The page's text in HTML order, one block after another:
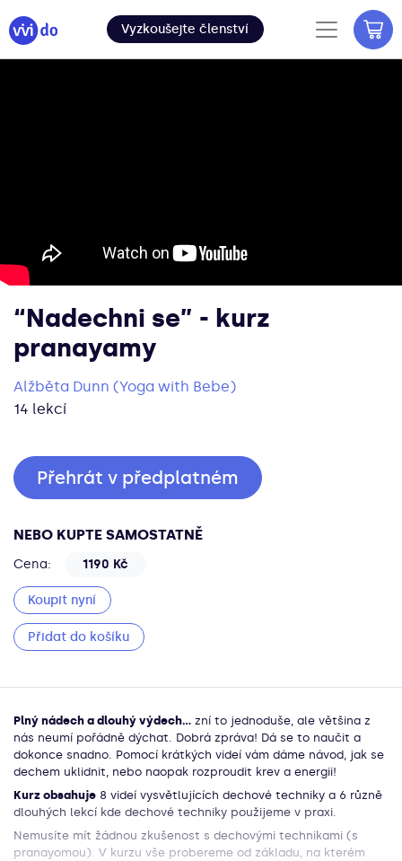
Vyzkoušejte členství
“Nadechni se” - kurz
pranayamy
Alžběta Dunn (Yoga with Bebe)
14 lekcí
Přehrát v předplatném
NEBO KUPTE SAMOSTATNĚ
Cena: 1190 Kč
Koupit nyní
Přidat do košíku
Plný nádech a dlouhý výdech... zní to jednoduše, ale většina z
nás neumí pořádně dýchat. Dobrá zpráva! Dá se to naučit a
dokonce snadno. Pomocí krátkých videí vám dáme návod, jak se
dechem uklidnit, nebo naopak rozproudit krev a energii!
Kurz obsahuje 8 videí vysvětlujících dechové techniky a 6 různě
dlouhých lekcí kde dechové techniky použijeme v praxi.
Nemusíte mít žádnou zkušenost s dechovými technikami (s
pranayomou). V kurzu vše probereme od základu, na kterém